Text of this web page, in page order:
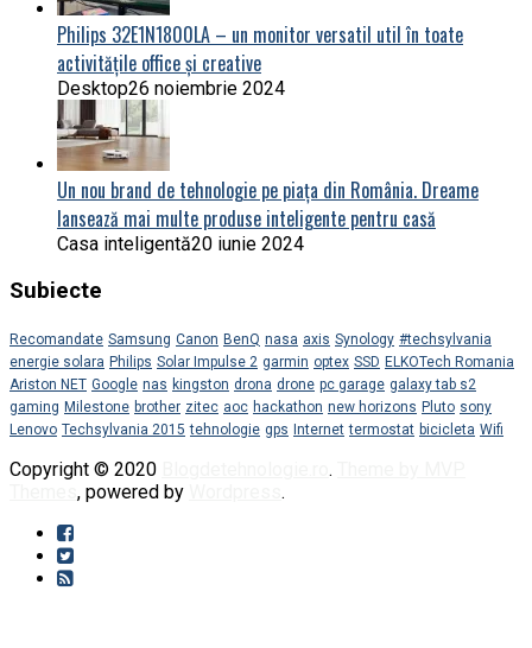
Philips 32E1N1800LA – un monitor versatil util în toate
activitățile office și creative
Desktop26 noiembrie 2024
Un nou brand de tehnologie pe piața din România. Dreame
lansează mai multe produse inteligente pentru casă
Casa inteligentă20 iunie 2024
Subiecte
Recomandate Samsung Canon BenQ nasa axis Synology #techsylvania
energie solara Philips Solar Impulse 2 garmin optex SSD ELKOTech Romania
Ariston NET Google nas kingston drona drone pc garage galaxy tab s2
gaming Milestone brother zitec aoc hackathon new horizons Pluto sony
Lenovo Techsylvania 2015 tehnologie gps Internet termostat bicicleta Wifi
Copyright © 2020 .
, powered by .